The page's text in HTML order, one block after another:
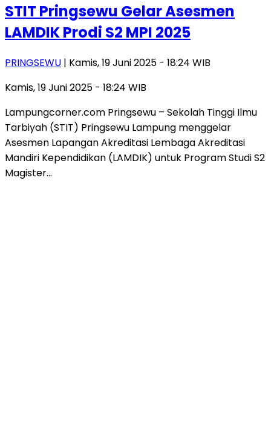
STIT Pringsewu Gelar Asesmen
LAMDIK Prodi S2 MPI 2025
PRINGSEWU | Kamis, 19 Juni 2025 - 18:24 WIB
Kamis, 19 Juni 2025 - 18:24 WIB
Lampungcorner.com Pringsewu – Sekolah Tinggi Ilmu
Tarbiyah (STIT) Pringsewu Lampung menggelar
Asesmen Lapangan Akreditasi Lembaga Akreditasi
Mandiri Kependidikan (LAMDIK) untuk Program Studi S2
Magister…